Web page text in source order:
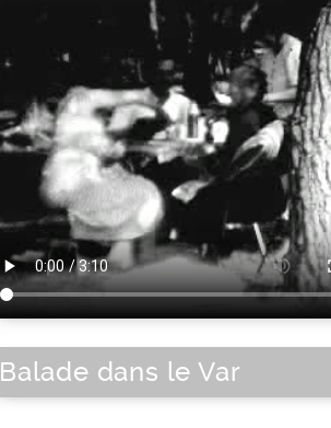
Balade dans le Var